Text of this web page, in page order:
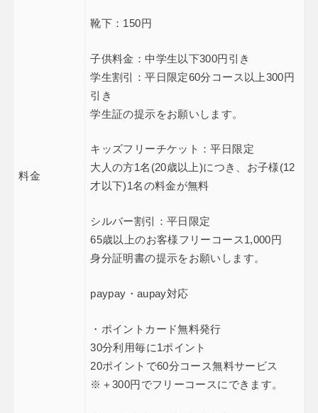
料金
靴下：150円
子供料金：中学生以下300円引き
学生割引：平日限定60分コース以上300円
引き
学生証の提示をお願いします。
キッズフリーチケット：平日限定
大人の方1名(20歳以上)につき、お子様(12
才以下)1名の料金が無料
シルバー割引：平日限定
65歳以上のお客様フリーコース1,000円
身分証明書の提示をお願いします。
paypay・aupay対応
・ポイントカード無料発行
30分利用毎に1ポイント
20ポイントで60分コース無料サービス
※＋300円でフリーコースにできます。